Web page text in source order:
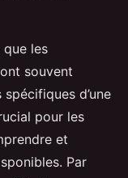
que les
souvent
d’une
pour les
et
Par